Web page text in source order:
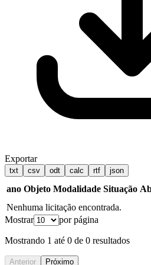
Exportar
txt csv odt calc rtf json
ano Objeto Modalidade Situação
Nenhuma licitação encontrada.
Mostrar
por página
Mostrando 1 até 0 de 0 resultados
Anterior Próximo